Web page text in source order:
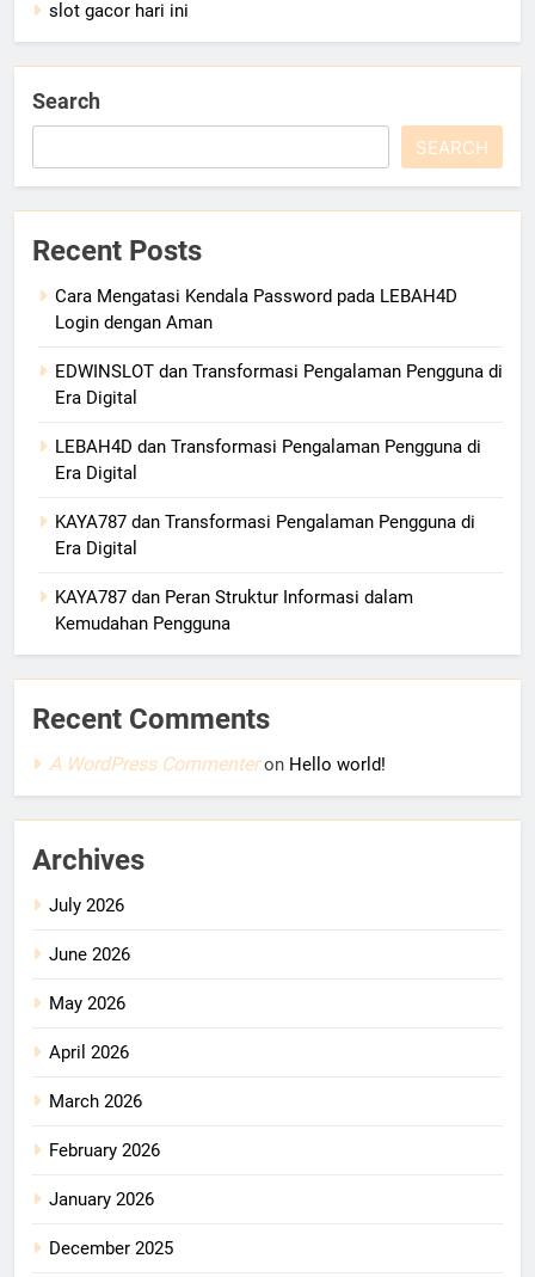
slot gacor hari ini
Search
SEARCH
Recent Posts
Cara Mengatasi Kendala Password pada LEBAH4D
Login dengan Aman
EDWINSLOT dan Transformasi Pengalaman Pengguna di
Era Digital
LEBAH4D dan Transformasi Pengalaman Pengguna di
Era Digital
KAYA787 dan Transformasi Pengalaman Pengguna di
Era Digital
KAYA787 dan Peran Struktur Informasi dalam
Kemudahan Pengguna
Recent Comments
A WordPress Commenteron Hello world!
Archives
July 2026
June 2026
May 2026
April 2026
March 2026
February 2026
January 2026
December 2025